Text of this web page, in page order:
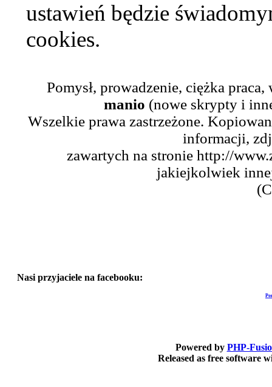
ustawień będzie
cookies.
Pomysł, prowadzenie, ciężka
manio (nowe skrypty i
Wszelkie prawa zastrzeżone.
informacji,
zawartych na stronie http://
jakiejkolwiek
Nasi przyjaciele na facebooku:
Powered by PHP-
Released as free software